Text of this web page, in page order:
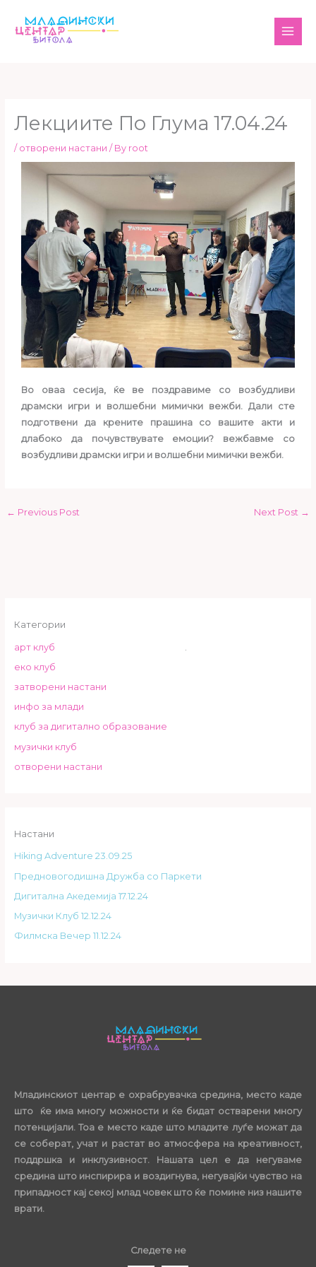
content
Лекциите По Глума 17.04.24
/ отворени настани / By root
Во оваа сесија, ќе ве поздравиме со возбудливи
драмски игри и волшебни мимички вежби. Дали сте
подготвени да крените прашина со вашите акти и
длабоко да почувствувате емоции? вежбавме со
возбудливи драмски игри и волшебни мимички вежби.
← Previous Post Next Post →
Категории
арт клуб
еко клуб
затворени настани
инфо за млади
клуб за дигитално образование
музички клуб
отворени настани
Настани
Hiking Adventure 23.09.25
Предновогодишна Дружба со Паркети
Дигитална Акедемија 17.12.24
Музички Клуб 12.12.24
Филмска Вечер 11.12.24
Младинскиот центар е охрабрувачка средина, место каде
што ќе има многу можности и ќе бидат остварени многу
потенцијали. Тоа е место каде што младите луѓе можат да
се соберат, учат и растат во атмосфера на креативност,
поддршка и инклузивност. Нашата цел е да негуваме
средина што инспирира и воздигнува, негувајќи чувство на
припадност кај секој млад човек што ќе помине низ нашите
врати.
Следете не